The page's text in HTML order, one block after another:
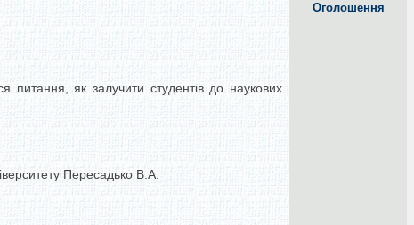
питання, як залучити студентів до наукових
Пересадько В.А.
Оголошення